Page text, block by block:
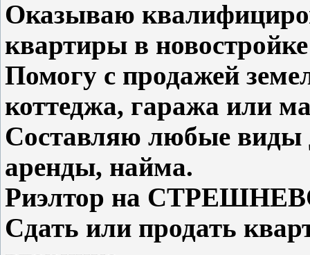
Оказываю
квартиры в новостройке
Помогу с продажей
коттеджа, гаража или
Составляю любые виды
аренды, найма.
Риэлтор на
Сдать или продать